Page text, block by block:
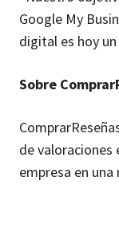
Google My
digital es hoy
Sobre
de valoraciones
empresa en